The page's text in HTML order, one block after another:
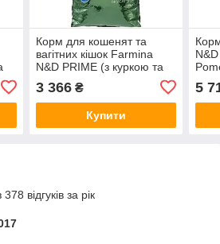
Корм для кошенят та
вагітних кішок Farmina
N&D PRIME (з куркою та
3 366₴
Купити
5
відгуків за рік